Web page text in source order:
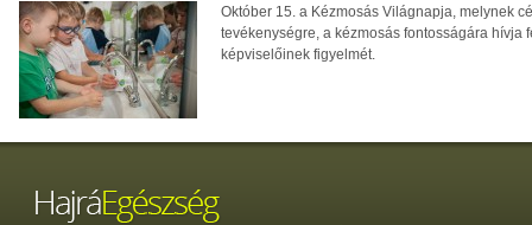
Október 15. a Kézmosás Világnapja, melynek
tevékenységre, a kézmosás fontosságára
képviselőinek figyelmét.